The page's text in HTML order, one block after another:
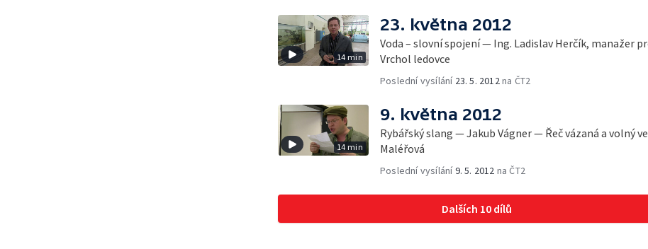
14 min
23. května 2012
Voda – slovní spojení — Ing. Ladislav Herčík, manažer
Vrchol ledovce
Poslední vysílání 23. 5. 2012 na ČT2
14 min
9. května 2012
Rybářský slang — Jakub Vágner — Řeč vázaná a volný
Maléřová
Poslední vysílání9. 5. 2012 na ČT2
Dalších 10 dílů